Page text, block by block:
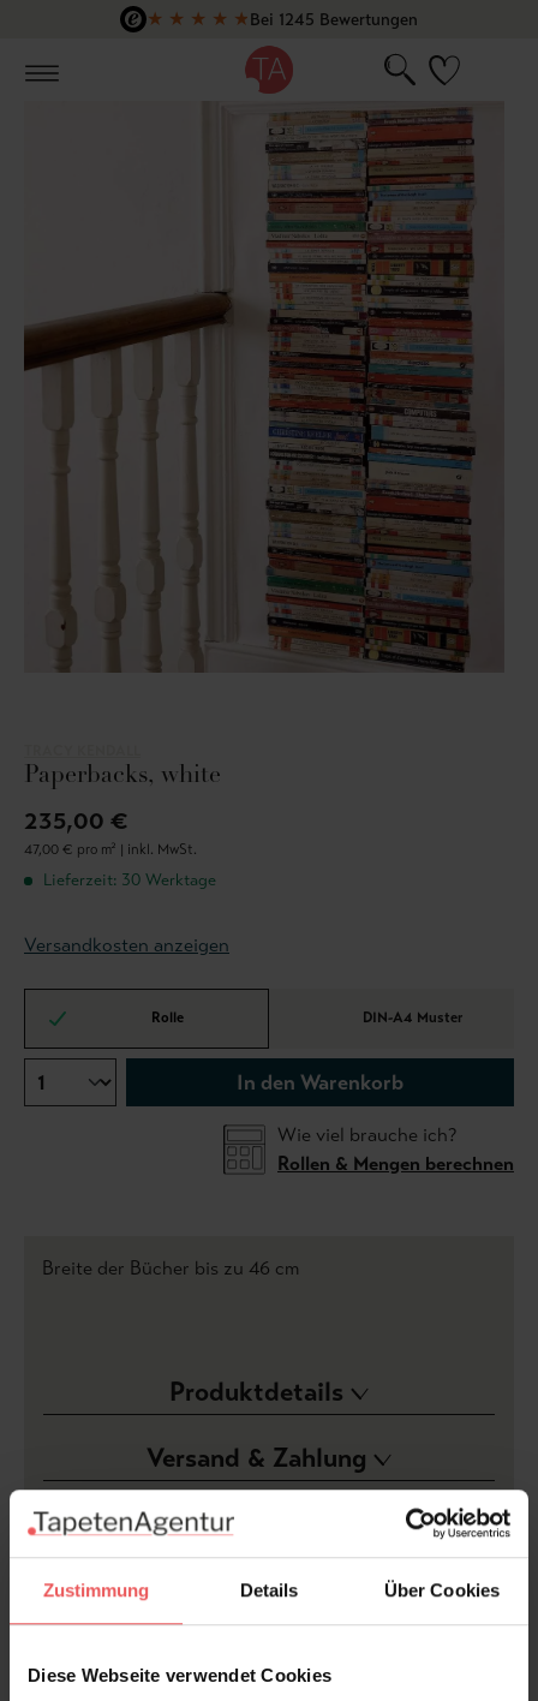
Zustimmung Details Über Cookies
Diese Webseite verwendet Cookies
Zum Hauptinhalt springen
★ ★ ★ ★ ★Bei 1245 Bewertungen
Paperbacks, white
235,00 €
47,00 € pro m² | inkl. MwSt.
Lieferzeit: 30 Werktage
Versandkosten anzeigen
Rolle DIN-A4 Muster
In den Warenkorb
Wie viel brauche ich?
Rollen & Mengen berechnen
Breite der Bücher bis zu 46 cm
Produktdetails
Versand & Zahlung
Bewertungen
FAQ Teilen!